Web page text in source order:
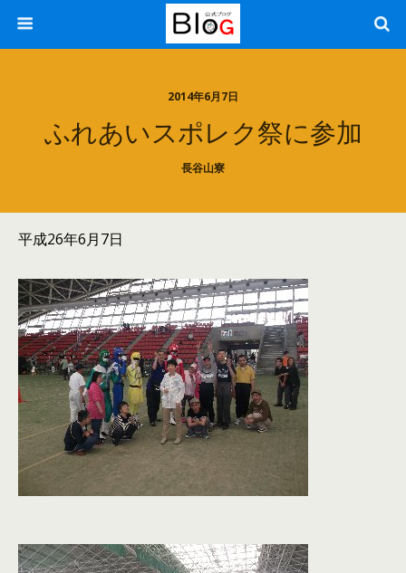
2014年6月7日
ふれあいスポレク祭に参加
長谷山寮
平成26年6月7日